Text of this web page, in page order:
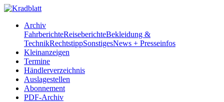
Archiv
FahrberichteReiseberichteBekleidung &
TechnikRechtstippSonstigesNews + Presseinfos
Kleinanzeigen
Termine
Händlerverzeichnis
Auslagestellen
Abonnement
PDF-Archiv